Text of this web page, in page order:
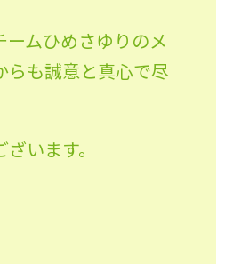
ムひめさゆりのメ
らも誠意と真心で尽
います。